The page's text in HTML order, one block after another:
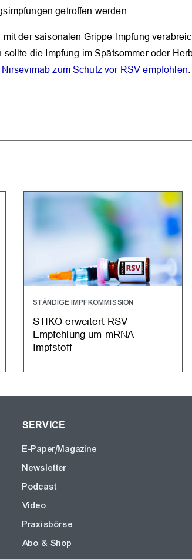
getroffen werden.
der saisonalen Grippe-Impfung
die Impfung im Spätsommer oder
zum Schutz vor RSV empfohlen
STÄNDIGE IMPFKOMMISSION
STIKO erweitert RSV-
Empfehlung um mRNA-
Impfstoff
SERVICE
E-Paper/Magazine
Newsletter
Podcast
Video
Praxisbörse
Abo & Shop